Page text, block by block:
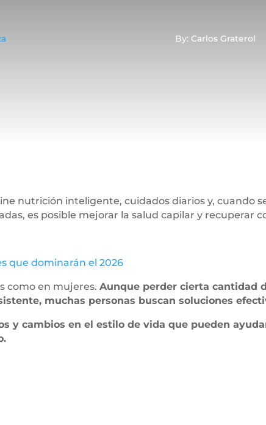
By: Carlos Graterol
nutrición inteligente, cuidados diarios y, cuando
es posible mejorar la salud capilar y recuperar
que dominarán el 2026
como en mujeres.Aunque perder cierta cantidad
muchas personas buscan soluciones
y cambios en el estilo de vida que pueden